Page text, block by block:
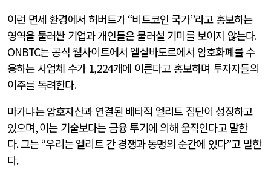
이런 면세 환경에서 허버트가“비트코인 국가”라고 홍보하는
영역을 둘러싼 기업과 개인들은 물러설 기미를 보이지 않는다.
ONBTC는 공식 웹사이트에서 엘살바도르에서 암호화폐를 수
용하는 사업체 수가 1,224개에 이른다고 홍보하며 투자자들의
이주를 독려한다.
마가냐는 암호자산과 연결된 배타적 엘리트 집단이 성장하고
있으며,이는 기술보다는 금융 투기에 의해 움직인다고 말한
다.그는“우리는 엘리트 간 경쟁과 동맹의 순간에 있다”고 말한
다.